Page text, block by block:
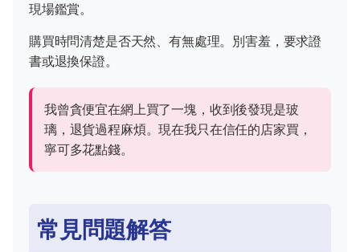
現場鑑賞。
購買時問清楚是否天然、有無處理。別害羞，要求證
書或退換保證。
我曾貪便宜在網上買了一塊，收到後發現是玻
璃，退貨過程麻煩。現在我只在信任的店家買，
寧可多花點錢。
常見問題解答